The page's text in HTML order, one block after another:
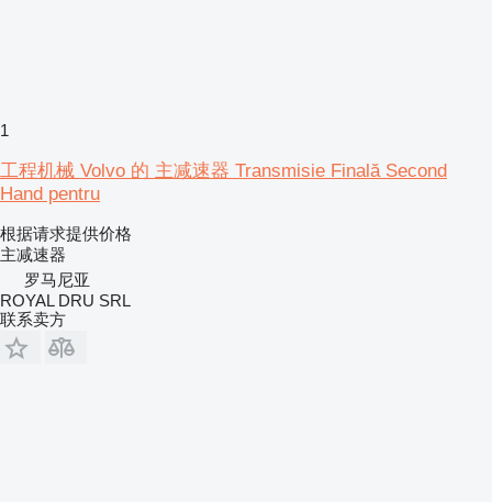
1
工程机械 Volvo 的 主减速器 Transmisie Finală Second
Hand pentru
根据请求提供价格
主减速器
罗马尼亚
ROYAL DRU SRL
联系卖方